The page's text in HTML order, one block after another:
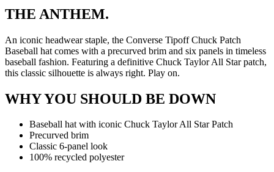
THE ANTHEM.
An iconic headwear staple, the Converse Tipoff Chuck Patch
Baseball hat comes with a precurved brim and six panels in timeless
baseball fashion. Featuring a definitive Chuck Taylor All Star patch,
this classic silhouette is always right. Play on.
WHY YOU SHOULD BE DOWN
Baseball hat with iconic Chuck Taylor All Star Patch
Precurved brim
Classic 6-panel look
100% recycled polyester